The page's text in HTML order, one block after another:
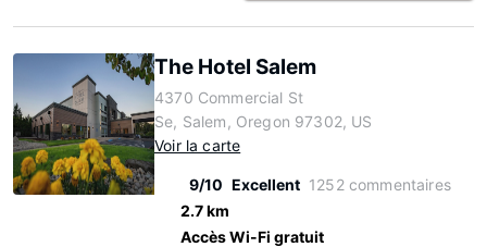
The Hotel Salem
4370 Commercial St
Se, Salem, Oregon 97302, US
Voir la carte
9/10 Excellent 1252 commentaires
2.7 km
Accès Wi-Fi gratuit